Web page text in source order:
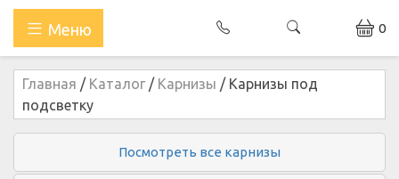
Меню 0
Главная / Каталог/ Карнизы / Карнизы под
подсветку
Посмотреть все карнизы